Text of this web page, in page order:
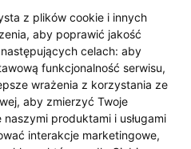
z plików cookie i innych
aby poprawić jakość
celach: aby
funkcjonalność serwisu,
wrażenia z korzystania ze
, aby zmierzyć Twoje
naszymi produktami i usługami
interakcje marketingowe,
Płatności